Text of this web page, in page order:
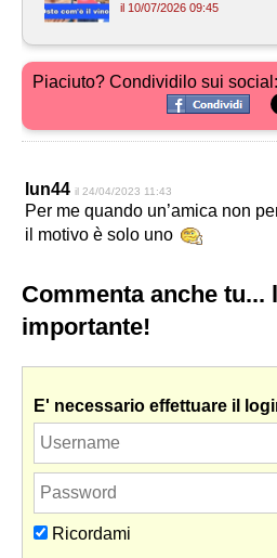
il 10/07/2026 09:45
Piaciuto? Condividilo sui social:
lun44 il 24/04/2023 11:43
Per me quando un’amica non
il motivo è solo uno
Commenta anche tu...
importante!
E' necessario effettuare il
Ricordami